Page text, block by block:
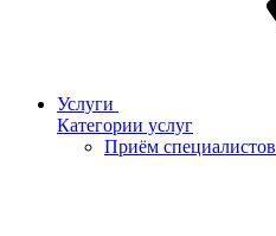
Услуги
Категории услуг
Приём специалистов